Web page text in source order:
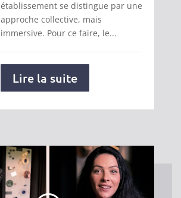
établissement se distingue par une
approche collective, mais
immersive. Pour ce faire, le...
Lire la suite